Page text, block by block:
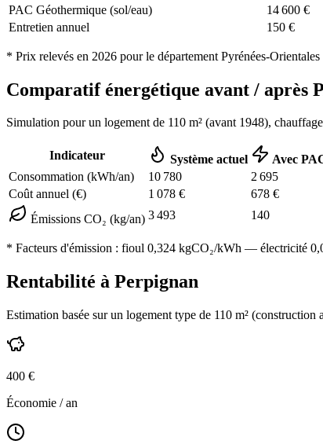
PAC Géothermique (sol/eau)
14 600 €
Entretien annuel
150 €
* Prix relevés en 2026 pour le département Pyrénées-Orientales
Comparatif énergétique avant / après
Simulation pour un logement de 110 m² (avant 1948), chauffage
Indicateur Système actuel Avec
Consommation (kWh/an)
10 780 2 695
Coût annuel (€)
1 078 € 678 €
Émissions CO₂ (kg/an) 3 493 140
* Facteurs d'émission : fioul 0,324 kgCO₂/kWh — électricité
Rentabilité à Perpignan
Estimation basée sur un logement type de 110 m² (construction
400 €
Économie / an